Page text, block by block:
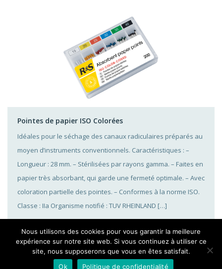
Pointes de papier ISO Colorées
Idéales pour le séchage des canaux radiculaires préparés au
moyen d’instruments conventionnels. Caractéristiques : –
Longueur : 28 mm. – Stérilisées par rayons gamma. – Faites en
papier très absorbant, qui garde une fermeté optimale. – Avec
coloration partielle des pointes. – Conformes à la norme ISO.
Classe : IIa Organisme notifié : TUV RHEINLAND […]
Nous utilisons des cookies pour vous garantir la meilleure
expérience sur notre site web. Si vous continuez à utiliser ce
site, nous supposerons que vous en êtes satisfait.
Ok
Politique de confidentialité